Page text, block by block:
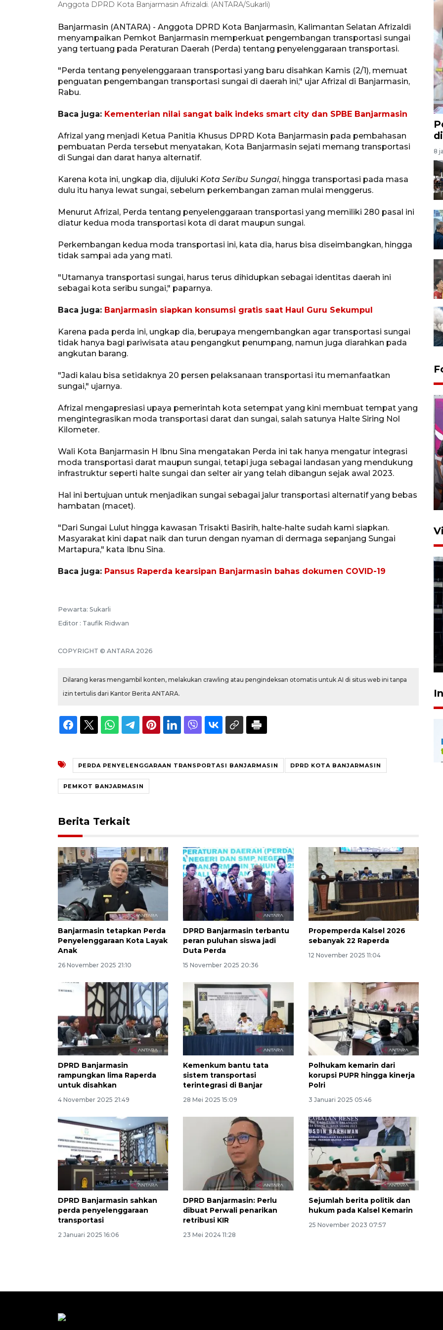
Anggota DPRD Kota Banjarmasin Afrizaldi. (ANTARA/Sukarli)
Banjarmasin (ANTARA) - Anggota DPRD Kota Banjarmasin, Kalimantan Selatan Afrizaldi
menyampaikan Pemkot Banjarmasin memperkuat pengembangan transportasi sungai
yang tertuang pada Peraturan Daerah (Perda) tentang penyelenggaraan transportasi.
"Perda tentang penyelenggaraan transportasi yang baru disahkan Kamis (2/1), memuat
penguatan pengembangan transportasi sungai di daerah ini," ujar Afrizal di Banjarmasin,
Rabu.
Baca juga: Kementerian nilai sangat baik indeks smart city dan SPBE Banjarmasin
Afrizal yang menjadi Ketua Panitia Khusus DPRD Kota Banjarmasin pada pembahasan
pembuatan Perda tersebut menyatakan, Kota Banjarmasin sejati memang transportasi
di Sungai dan darat hanya alternatif.
Karena kota ini, ungkap dia, dijuluki Kota Seribu Sungai, hingga transportasi pada masa
dulu itu hanya lewat sungai, sebelum perkembangan zaman mulai menggerus.
Menurut Afrizal, Perda tentang penyelenggaraan transportasi yang memiliki 280 pasal ini
diatur kedua moda transportasi kota di darat maupun sungai.
Perkembangan kedua moda transportasi ini, kata dia, harus bisa diseimbangkan, hingga
tidak sampai ada yang mati.
"Utamanya transportasi sungai, harus terus dihidupkan sebagai identitas daerah ini
sebagai kota seribu sungai," paparnya.
Baca juga: Banjarmasin siapkan konsumsi gratis saat Haul Guru Sekumpul
Karena pada perda ini, ungkap dia, berupaya mengembangkan agar transportasi sungai
tidak hanya bagi pariwisata atau pengangkut penumpang, namun juga diarahkan pada
angkutan barang.
"Jadi kalau bisa setidaknya 20 persen pelaksanaan transportasi itu memanfaatkan
sungai," ujarnya.
Afrizal mengapresiasi upaya pemerintah kota setempat yang kini membuat tempat yang
mengintegrasikan moda transportasi darat dan sungai, salah satunya Halte Siring Nol
Kilometer.
Wali Kota Banjarmasin H Ibnu Sina mengatakan Perda ini tak hanya mengatur integrasi
moda transportasi darat maupun sungai, tetapi juga sebagai landasan yang mendukung
infrastruktur seperti halte sungai dan selter air yang telah dibangun sejak awal 2023.
Hal ini bertujuan untuk menjadikan sungai sebagai jalur transportasi alternatif yang bebas
hambatan (macet).
"Dari Sungai Lulut hingga kawasan Trisakti Basirih, halte-halte sudah kami siapkan.
Masyarakat kini dapat naik dan turun dengan nyaman di dermaga sepanjang Sungai
Martapura," kata Ibnu Sina.
Baca juga: Pansus Raperda kearsipan Banjarmasin bahas dokumen COVID-19
Pewarta: Sukarli
Editor : Taufik Ridwan
COPYRIGHT © ANTARA 2026
Dilarang keras mengambil konten, melakukan crawling atau pengindeksan otomatis untuk AI di situs web ini tanpa
izin tertulis dari Kantor Berita ANTARA.
PERDA PENYELENGGARAAN TRANSPORTASI BANJARMASIN DPRD KOTA BANJARMASIN
PEMKOT BANJARMASIN
Berita Terkait
Banjarmasin tetapkan Perda
Penyelenggaraan Kota Layak
Anak
26 November 2025 21:10
DPRD Banjarmasin terbantu
peran puluhan siswa jadi
Duta Perda
15 November 2025 20:36
Propemperda Kalsel 2026
sebanyak 22 Raperda
12 November 2025 11:04
DPRD Banjarmasin
rampungkan lima Raperda
untuk disahkan
4 November 2025 21:49
Kemenkum bantu tata
sistem transportasi
terintegrasi di Banjar
28 Mei 2025 15:09
Polhukam kemarin dari
korupsi PUPR hingga kinerja
Polri
3 Januari 2025 05:46
DPRD Banjarmasin sahkan
perda penyelenggaraan
transportasi
2 Januari 2025 16:06
DPRD Banjarmasin: Perlu
dibuat Perwali penarikan
retribusi KIR
23 Mei 2024 11:28
Sejumlah berita politik dan
hukum pada Kalsel Kemarin
25 November 2023 07:57
8
Ketua DPRD Syahrial hadiri
pembukaan Turnamen Sepak
23 Juli 2026 21:36
Memberantas kejahatan
jalanan Jakarta
2026-08-05 18:00:00